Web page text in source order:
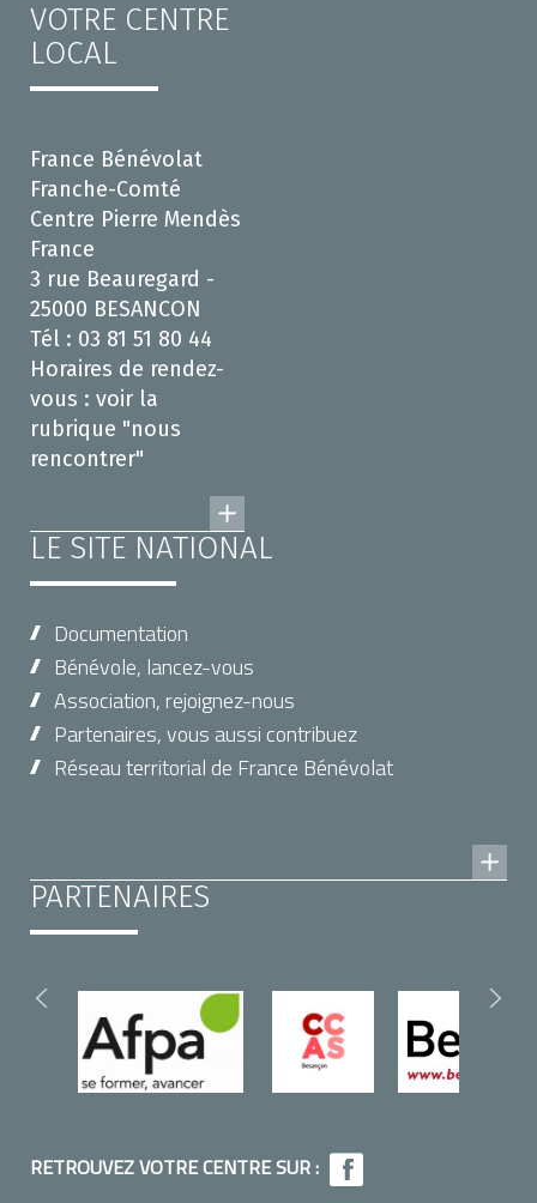
VOTRE CENTRE
LOCAL
France Bénévolat
Franche-Comté
Centre Pierre Mendès
France
3 rue Beauregard -
25000 BESANCON
Tél : 03 81 51 80 44
Horaires de rendez-
vous : voir la
rubrique "nous
rencontrer"
LE SITE NATIONAL
Documentation
Bénévole, lancez-vous
Association, rejoignez-nous
Partenaires, vous aussi contribuez
Réseau territorial de France Bénévolat
PARTENAIRES
RETROUVEZ VOTRE CENTRE SUR :